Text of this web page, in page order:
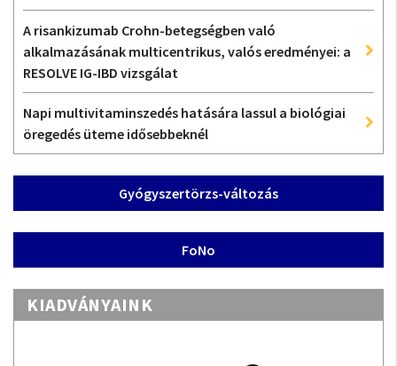
A risankizumab Crohn-betegségben való
alkalmazásának multicentrikus, valós eredményei: a
RESOLVE IG-IBD vizsgálat
Napi multivitaminszedés hatására lassul a biológiai
öregedés üteme idősebbeknél
Gyógyszertörzs-változás
FoNo
KIADVÁNYAINK